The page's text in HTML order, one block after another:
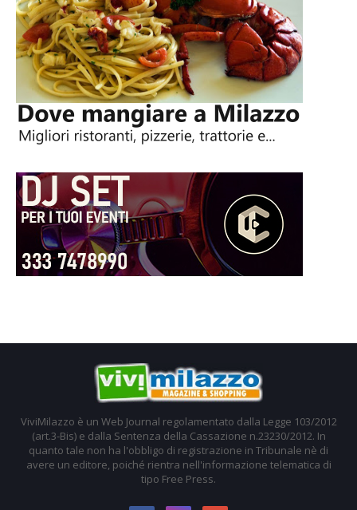
ViviMilazzo è un Web Journal regolamentato dalla Legge 103/2012
(art.3-Bis) e dalla Sentenza della Cassazione n.23230/2012. In
quanto tale non ha l'obbligo di registrazione in Tribunale nè di
avere un editore, poiché rientra nell'informazione telematica di
tipo Free Press.